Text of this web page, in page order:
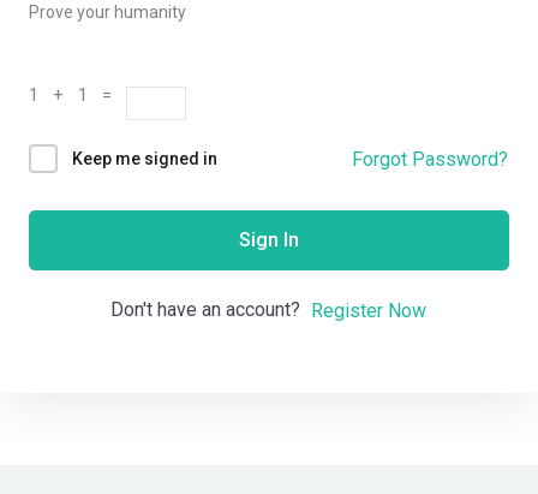
Prove your humanity
1 + 1 =
Keep me signed in Forgot Password?
Sign In
Don't have an account? Register Now